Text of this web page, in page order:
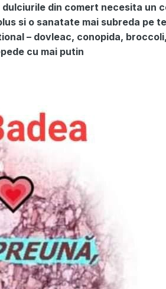
din comert necesita un
si o sanatate mai subreda pe
– dovleac, conopida,
cu mai putin